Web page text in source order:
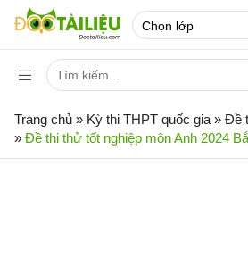
Trang chủ » Kỳ thi THPT quốc gia » Đề
» Đề thi thử tốt nghiệp môn Anh 2024